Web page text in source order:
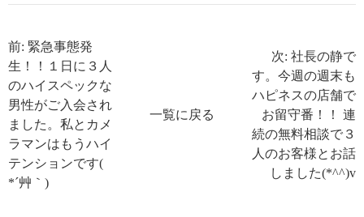
前: 緊急事態発
生！！１日に３人
のハイスペックな
男性がご入会され
ました。私とカメ
ラマンはもうハイ
テンションです(
*´艸｀)
一覧に戻る
次: 社長の静で
す。今週の週末も
ハピネスの店舗で
お留守番！！ 連
続の無料相談で３
人のお客様とお話
しました(*^^)v